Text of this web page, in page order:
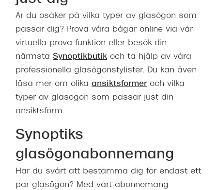
Är du osäker på vilka typer av glasögon som
passar dig? Prova våra bågar online via vår
virtuella prova-funktion eller besök din
närmsta Synoptikbutik och ta hjälp av våra
professionella glasögonstylister. Du kan även
läsa mer om olika ansiktsformeroch vilka
typer av glasögon som passar just din
ansiktsform.
Synoptiks
glasögonabonnemang
Har du svårt att bestämma dig för endast ett
par glasögon? Med vårt abonnemang